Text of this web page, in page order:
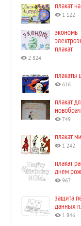
плакат
1 122
экономь
плакат
2 824
плакаты
616
плакат
749
плакат
1 242
плакат
днем
967
защита
данных
1 846